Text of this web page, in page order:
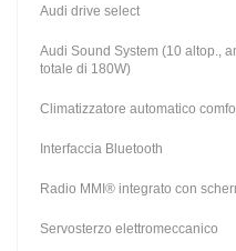
Audi drive select
Audi Sound System (10 altop.,
totale di 180W)
Climatizzatore automatico
Interfaccia Bluetooth
Radio MMI® integrato con
Servosterzo elettromeccanico